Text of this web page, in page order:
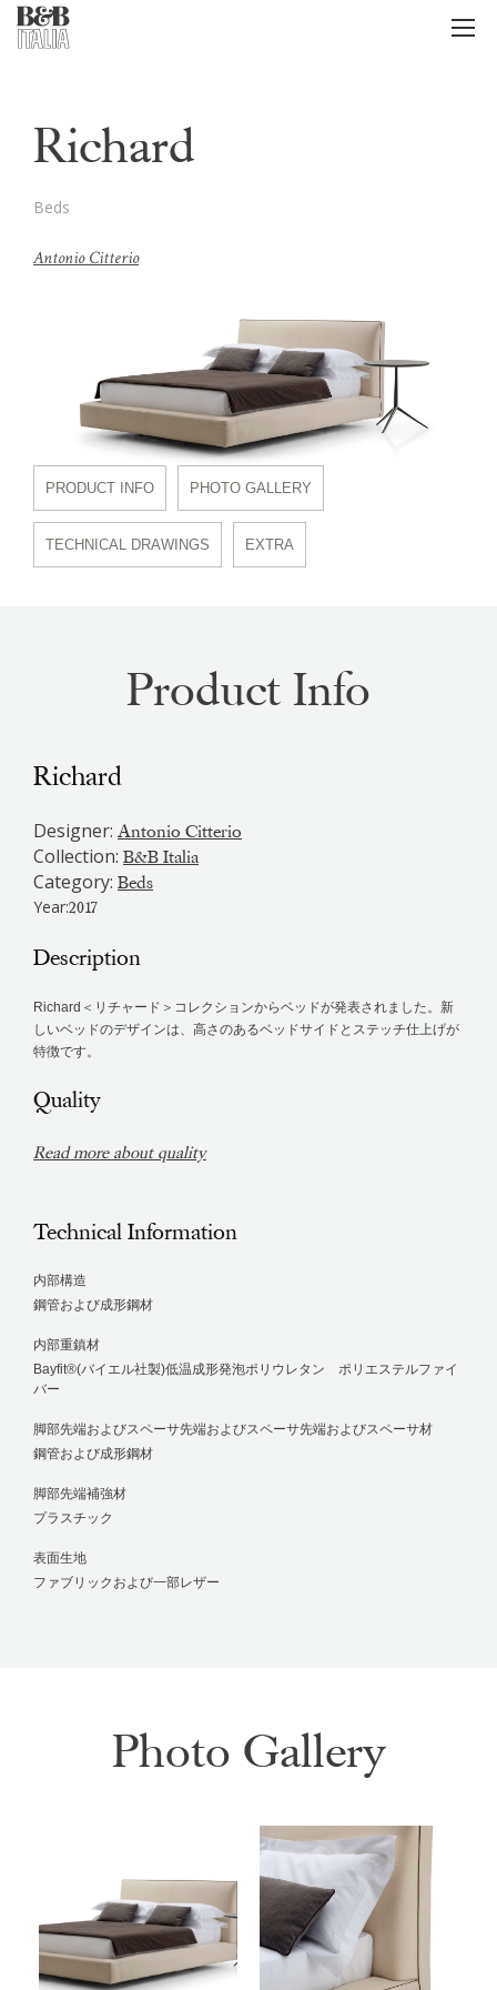
メ
Richard
Beds
Antonio Citterio
PRODUCT INFO PHOTO GALLERY
TECHNICAL DRAWINGS EXTRA
Product Info
Richard
Designer: Antonio Citterio
Collection: B&B Italia
Category: Beds
Year:2017
Description
Richard＜リチャード＞コレクションからベッドが発表されました。新
しいベッドのデザインは、高さのあるベッドサイドとステッチ仕上げが
特徴です。
Quality
Read more about quality
Technical Information
内部構造
鋼管および成形鋼材
内部重鎮材
Bayfit®(バイエル社製)低温成形発泡ポリウレタン ポリエステルファイ
バー
脚部先端およびスペーサ先端およびスペーサ先端およびスペーサ材
鋼管および成形鋼材
脚部先端補強材
プラスチック
表面生地
ファブリックおよび一部レザー
Photo Gallery